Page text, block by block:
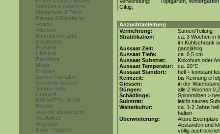
Gemüse & Gewürze
Mangroven & Teich
Palmen & Palmfarne
Acacia
Adenium
Baumfarne/Farne
Eucalyptus
Plumeria
Hibiskus
Passiflora
Musa
Proteen
Samen-Raritäten
Gekeimte Samen
Samen-Sets
Herkunft
PFLANZEN SHOP
Bücher
Alles für die Anzucht
Alle Artikel
Angebote
Neue Produkte
Giftig:
Anzuchtanleitung
Vermehrung:
Samen/Teilung
Stratifikation:
ca. 3 Wochen in
im Kühlschrank
Aussaat Zeit:
ganzjährig
Aussaat Tiefe:
ca. 0,5 cm
Aussaat Substrat:
Kokohum oder
Aussaat Temperatur:
ca. 20°C
Aussaat Standort:
hell + konstant
Keimzeit:
bis Keimung
Giessen:
in der
Düngen:
alle 2 Wochen
Schädlinge:
Spinnmilben >
Substrat:
leicht saures
Weiterkultur:
ca. 1-2 Jahre
halten
Überwinterung:
Ältere
Abständen und
völlig